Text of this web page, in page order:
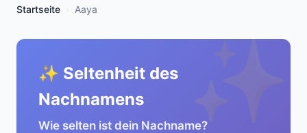
Startseite Aaya
✨
✨ Seltenheit des
Nachnamens
Wie selten ist dein Nachname?